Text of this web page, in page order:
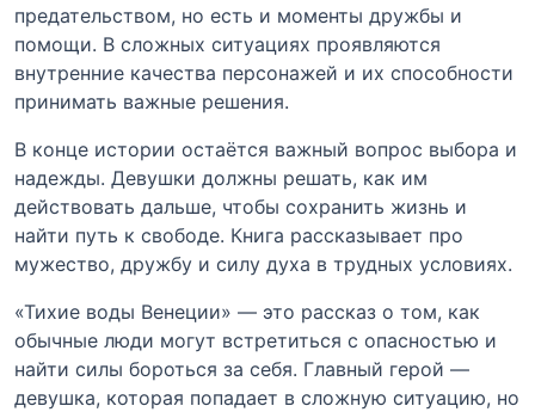
предательством, но есть и моменты дружбы и
помощи. В сложных ситуациях проявляются
внутренние качества персонажей и их способности
принимать важные решения.
В конце истории остаётся важный вопрос выбора и
надежды. Девушки должны решать, как им
действовать дальше, чтобы сохранить жизнь и
найти путь к свободе. Книга рассказывает про
мужество, дружбу и силу духа в трудных условиях.
«Тихие воды Венеции» — это рассказ о том, как
обычные люди могут встретиться с опасностью и
найти силы бороться за себя. Главный герой —
девушка, которая попадает в сложную ситуацию, но